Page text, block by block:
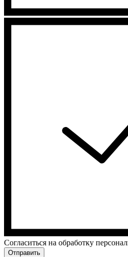
Cогласиться на обработку
Отправить